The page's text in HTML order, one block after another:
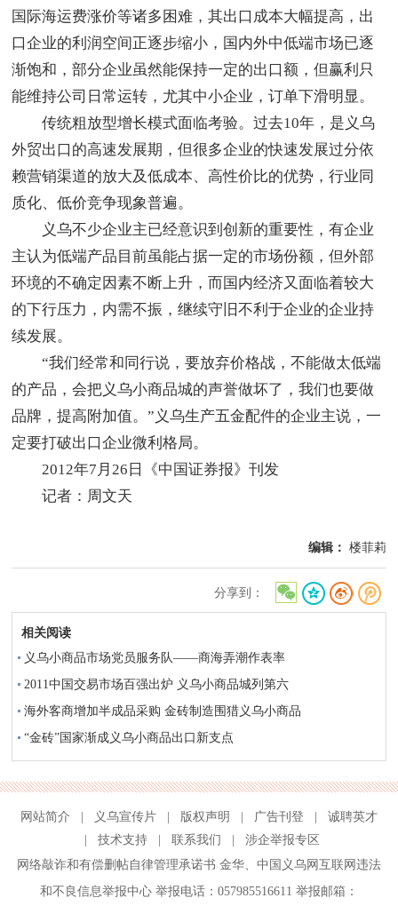
国际海运费涨价等诸多困难，其出口成本大幅提高，出
口企业的利润空间正逐步缩小，国内外中低端市场已逐
渐饱和，部分企业虽然能保持一定的出口额，但赢利只
能维持公司日常运转，尤其中小企业，订单下滑明显。
传统粗放型增长模式面临考验。过去10年，是义乌
外贸出口的高速发展期，但很多企业的快速发展过分依
赖营销渠道的放大及低成本、高性价比的优势，行业同
质化、低价竞争现象普遍。
义乌不少企业主已经意识到创新的重要性，有企业
主认为低端产品目前虽能占据一定的市场份额，但外部
环境的不确定因素不断上升，而国内经济又面临着较大
的下行压力，内需不振，继续守旧不利于企业的企业持
续发展。
“我们经常和同行说，要放弃价格战，不能做太低端
的产品，会把义乌小商品城的声誉做坏了，我们也要做
品牌，提高附加值。”义乌生产五金配件的企业主说，一
定要打破出口企业微利格局。
2012年7月26日《中国证券报》刊发
记者：周文天
编辑： 楼菲莉
分享到：
相关阅读
义乌小商品市场党员服务队——商海弄潮作表率
2011中国交易市场百强出炉 义乌小商品城列第六
海外客商增加半成品采购 金砖制造围猎义乌小商品
“金砖”国家渐成义乌小商品出口新支点
网站简介 义乌宣传片 版权声明 广告刊登
诚聘英才
技术支持 联系我们
涉企举报专区
网络敲诈和有偿删帖自律管理承诺书 金华、 中国义乌网互联网违法
和不良信息举报中心举报电话：057985516611 举报邮箱：